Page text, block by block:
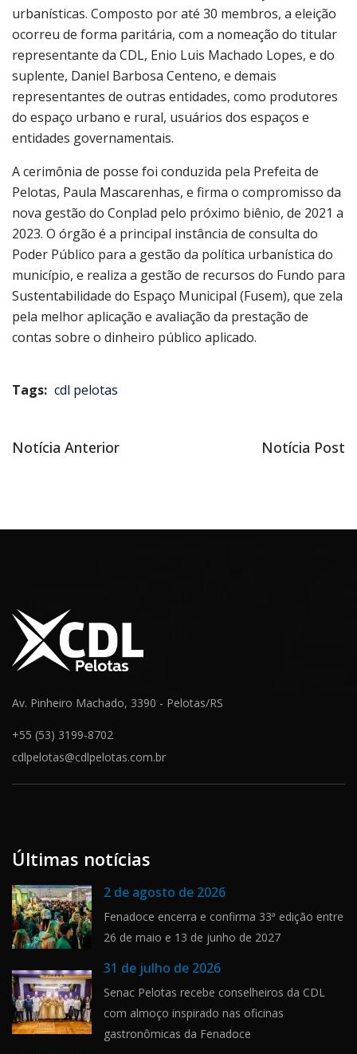
urbanísticas. Composto por até 30 membros, a eleição
ocorreu de forma paritária, com a nomeação do titular
representante da CDL, Enio Luis Machado Lopes, e do
suplente, Daniel Barbosa Centeno, e demais
representantes de outras entidades, como produtores
do espaço urbano e rural, usuários dos espaços e
entidades governamentais.
A cerimônia de posse foi conduzida pela Prefeita de
Pelotas, Paula Mascarenhas, e firma o compromisso da
nova gestão do Conplad pelo próximo biênio, de 2021 a
2023. O órgão é a principal instância de consulta do
Poder Público para a gestão da política urbanística do
município, e realiza a gestão de recursos do Fundo para
Sustentabilidade do Espaço Municipal (Fusem), que zela
pela melhor aplicação e avaliação da prestação de
contas sobre o dinheiro público aplicado.
Tags: cdl pelotas
Navegação
Post
Notícia
Notícia Anterior
Próxima
Notícia Post
Av. Pinheiro Machado, 3390 - Pelotas/RS
+55 (53) 3199-8702
cdlpelotas@cdlpelotas.com.br
Últimas notícias
2 de agosto de 2026
Fenadoce encerra e confirma 33ª edição entre
26 de maio e 13 de junho de 2027
31 de julho de 2026
Senac Pelotas recebe conselheiros da CDL
com almoço inspirado nas oficinas
gastronômicas da Fenadoce